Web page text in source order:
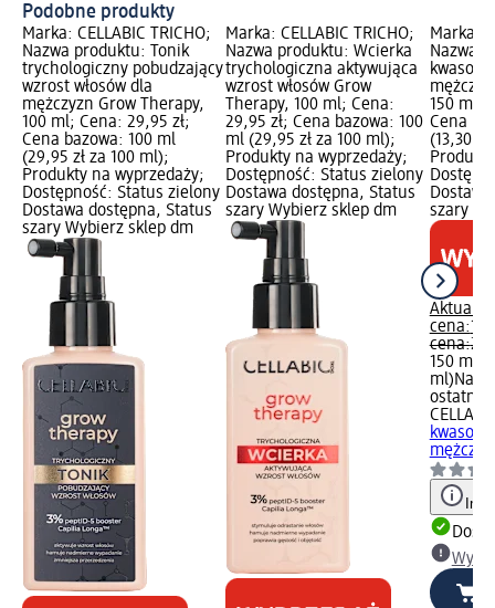
Podobne produkty
Marka: CELLABIC TRICHO;
Nazwa produktu: Tonik
trychologiczny pobudzający
wzrost włosów dla
mężczyzn Grow Therapy,
100 ml; Cena: 29,95 zł;
Cena bazowa: 100 ml
(29,95 zł za 100 ml);
Produkty na wyprzedaży;
Dostępność: Status zielony
Dostawa dostępna, Status
szary Wybierz sklep dm
Marka: CELLABIC TRICHO;
Nazwa produktu: Wcierka
trychologiczna aktywująca
wzrost włosów Grow
Therapy, 100 ml; Cena:
29,95 zł; Cena bazowa: 100
ml (29,95 zł za 100 ml);
Produkty na wyprzedaży;
Dostępność: Status zielony
Dostawa dostępna, Status
szary Wybierz sklep dm
Marka:
Nazwa
150 ml;
Cena
(13,30
szary
Aktualna
cena:
cena:
150 ml
ml)